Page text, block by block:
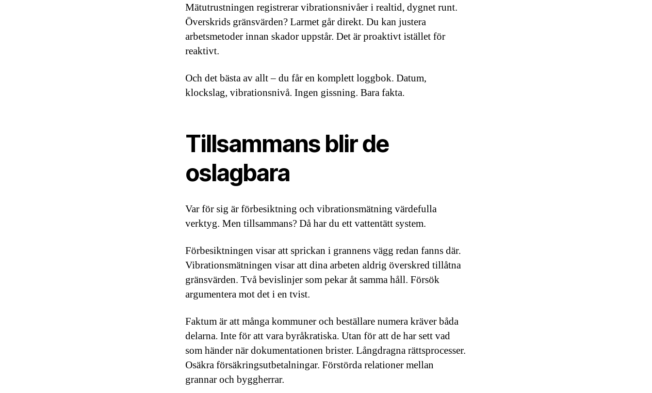
Mätutrustningen registrerar vibrationsnivåer i realtid, dygnet runt.
Överskrids gränsvärden? Larmet går direkt. Du kan justera
arbetsmetoder innan skador uppstår. Det är proaktivt istället för
reaktivt.
Och det bästa av allt – du får en komplett loggbok. Datum,
klockslag, vibrationsnivå. Ingen gissning. Bara fakta.
Tillsammans blir de
oslagbara
Var för sig är förbesiktning och vibrationsmätning värdefulla
verktyg. Men tillsammans? Då har du ett vattentätt system.
Förbesiktningen visar att sprickan i grannens vägg redan fanns där.
Vibrationsmätningen visar att dina arbeten aldrig överskred tillåtna
gränsvärden. Två bevislinjer som pekar åt samma håll. Försök
argumentera mot det i en tvist.
Faktum är att många kommuner och beställare numera kräver båda
delarna. Inte för att vara byråkratiska. Utan för att de har sett vad
som händer när dokumentationen brister. Långdragna rättsprocesser.
Osäkra försäkringsutbetalningar. Förstörda relationer mellan
grannar och byggherrar.